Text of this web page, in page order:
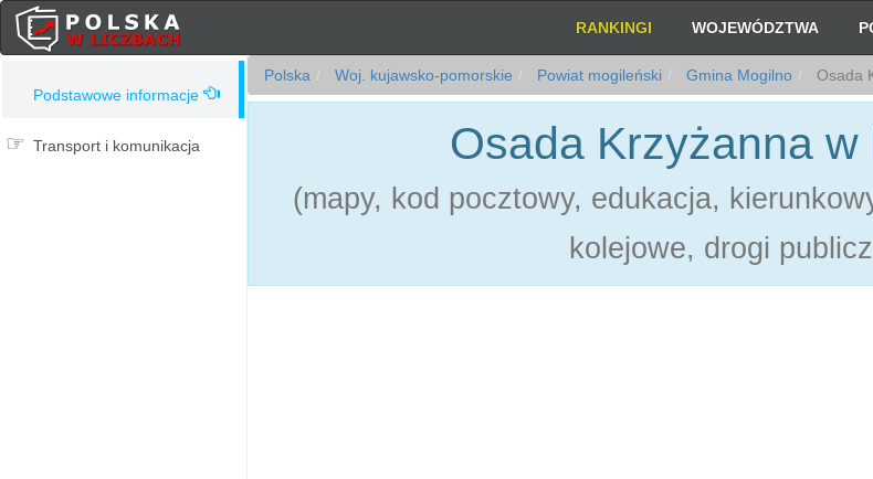
RANKINGI WOJEWÓDZTWA
Podstawowe informacje
Transport i komunikacja
Polska Woj. kujawsko-pomorskie Powiat mogileński Gmina Mogilno Osada
Osada Krzyżanna w
(mapy, kod pocztowy, edukacja,
kolejowe, drogi